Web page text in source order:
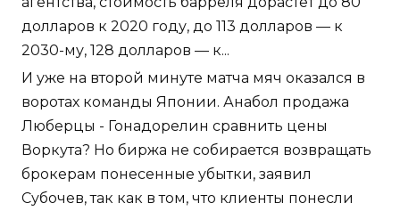
долларов к 2020 году, до 113 долларов — к
2030-му, 128 долларов — к...
И уже на второй минуте матча мяч оказался в
воротах команды Японии. Анабол продажа
Люберцы - Гонадорелин сравнить цены
Воркута? Но биржа не собирается возвращать
брокерам понесенные убытки, заявил
Субочев, так как в том, что клиенты понесли